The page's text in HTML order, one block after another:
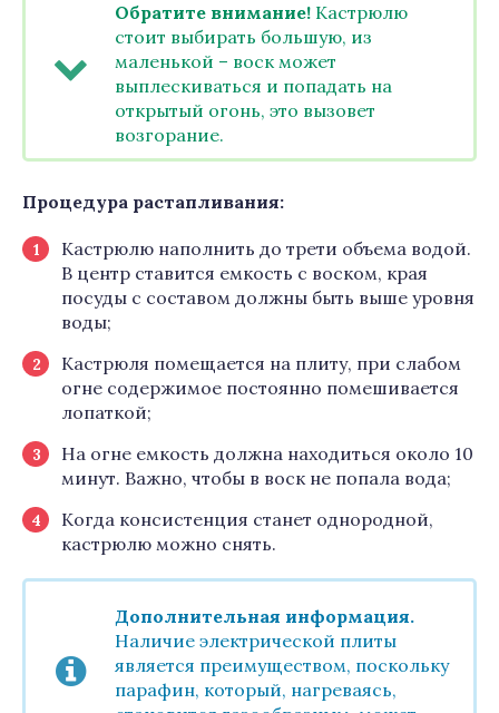
Обратите внимание! Кастрюлю
стоит выбирать большую, из
маленькой – воск может
выплескиваться и попадать на
открытый огонь, это вызовет
возгорание.
Процедура растапливания:
Кастрюлю наполнить до трети объема водой.
В центр ставится емкость с воском, края
посуды с составом должны быть выше уровня
воды;
Кастрюля помещается на плиту, при слабом
огне содержимое постоянно помешивается
лопаткой;
На огне емкость должна находиться около 10
минут. Важно, чтобы в воск не попала вода;
Когда консистенция станет однородной,
кастрюлю можно снять.
Дополнительная информация.
Наличие электрической плиты
является преимуществом, поскольку
парафин, который, нагреваясь,